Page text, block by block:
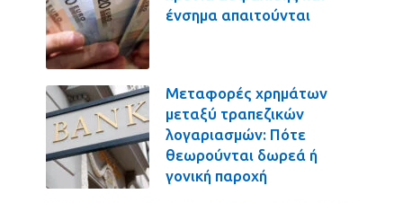
ένσημα απαιτούνται
Μεταφορές χρημάτων
μεταξύ τραπεζικών
λογαριασμών: Πότε
θεωρούνται δωρεά ή
γονική παροχή